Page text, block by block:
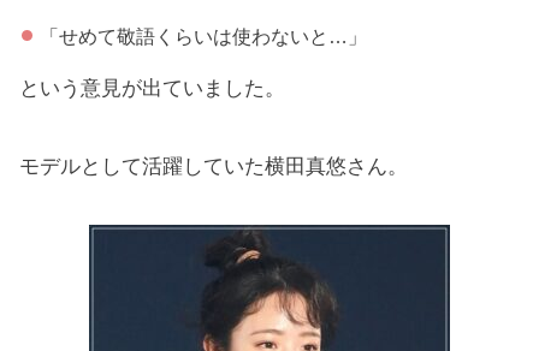
「せめて敬語くらいは使わないと…」
という意見が出ていました。
モデルとして活躍していた横田真悠さん。